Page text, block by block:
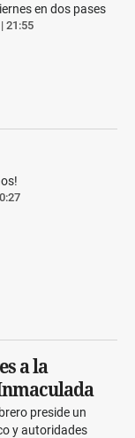
21:55
en dos pases
a la
preside un
y autoridades